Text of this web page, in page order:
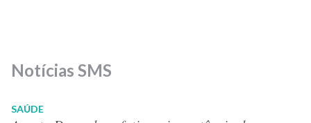
Notícias SMS
SAÚDE